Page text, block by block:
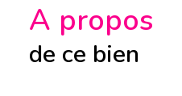
A propos
de ce bien